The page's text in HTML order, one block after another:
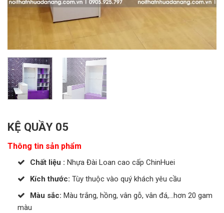
KỆ QUẦY 05
Thông tin sản phẩm
Chất liệu : Nhựa Đài Loan cao cấp ChinHuei
Kích thước: Tùy thuộc vào quý khách yêu cầu
Màu sắc: Màu trắng, hồng, vân gỗ, vân đá,…hơn 20 gam
màu